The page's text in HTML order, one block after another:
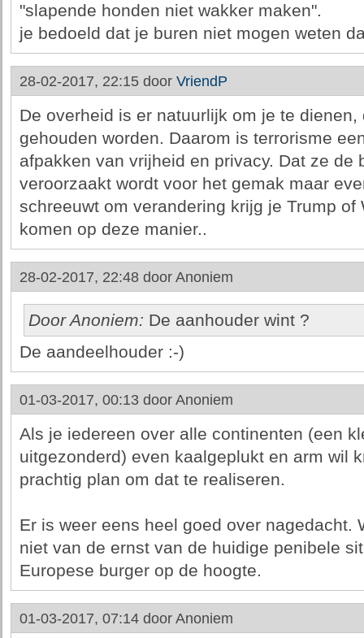
"slapende honden niet wakker maken".
je bedoeld dat je buren niet mogen weten
28-02-2017, 22:15 door VriendP
De overheid is er natuurlijk om je te
gehouden worden. Daarom is terrorisme
afpakken van vrijheid en privacy. Dat ze de
veroorzaakt wordt voor het gemak maar
schreeuwt om verandering krijg je Trump of
komen op deze manier..
28-02-2017, 22:48 door Anoniem
Door Anoniem: De aanhouder wint ?
De aandeelhouder :-)
01-03-2017, 00:13 door Anoniem
Als je iedereen over alle continenten (een
uitgezonderd) even kaalgeplukt en arm wil
prachtig plan om dat te realiseren.
Er is weer eens heel goed over nagedacht.
niet van de ernst van de huidige penibele
Europese burger op de hoogte.
01-03-2017, 07:14 door Anoniem